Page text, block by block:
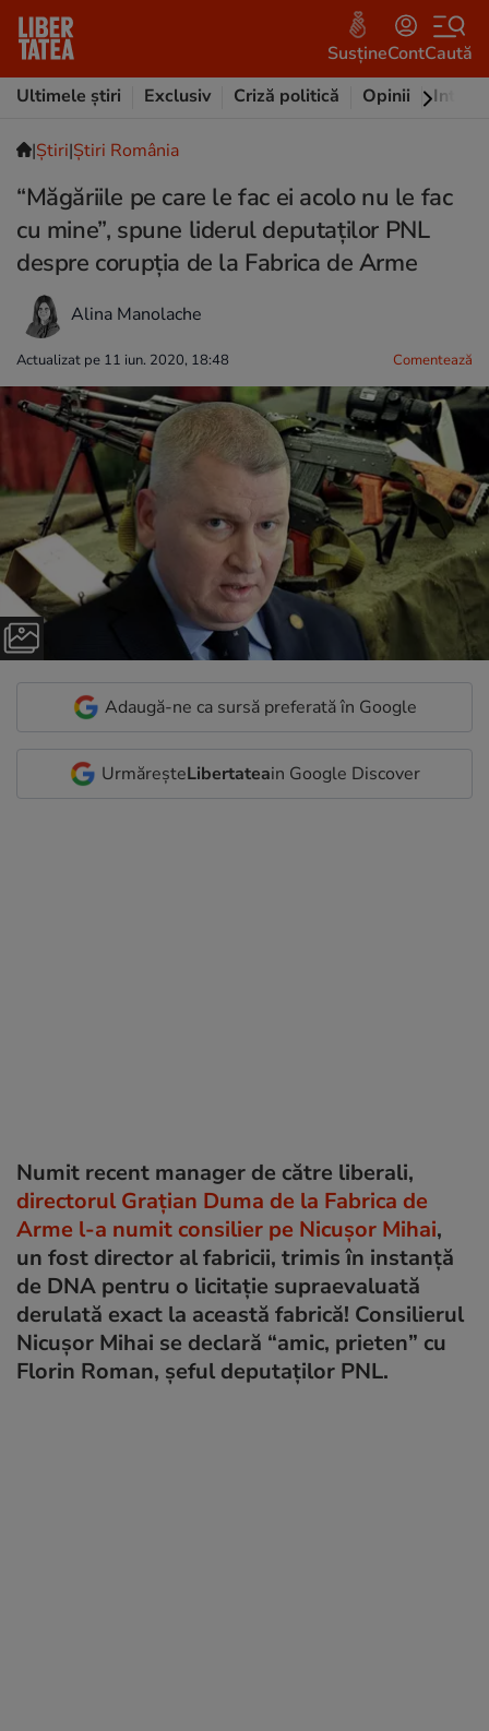
SusțineContCaută
Ultimele știri
Exclusiv Criză politică Opinii
|Ştiri|Știri România
“Măgăriile pe care le fac ei acolo nu le fac
cu mine”, spune liderul deputaților PNL
despre corupția de la Fabrica de Arme
Alina Manolache
Actualizat pe 11 iun. 2020, 18:48 Comentează
Adaugă-ne ca sursă preferată în Google
UrmăreșteLibertateain Google Discover
Numit recent manager de către liberali,
directorul Grațian Duma de la Fabrica de
Arme l-a numit consilier pe Nicușor Mihai,
un fost director al fabricii, trimis în instanță
de DNA pentru o licitație supraevaluată
derulată exact la această fabrică! Consilierul
Nicușor Mihai se declară “amic, prieten” cu
Florin Roman, șeful deputaților PNL.